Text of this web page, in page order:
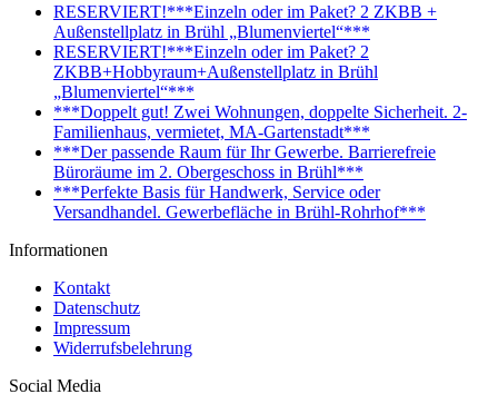
RESERVIERT!***Einzeln oder im Paket? 2 ZKBB +
Außenstellplatz in Brühl „Blumenviertel“***
RESERVIERT!***Einzeln oder im Paket? 2
ZKBB+Hobbyraum+Außenstellplatz in Brühl
„Blumenviertel“***
***Doppelt gut! Zwei Wohnungen, doppelte Sicherheit. 2-
Familienhaus, vermietet, MA-Gartenstadt***
***Der passende Raum für Ihr Gewerbe. Barrierefreie
Büroräume im 2. Obergeschoss in Brühl***
***Perfekte Basis für Handwerk, Service oder
Versandhandel. Gewerbefläche in Brühl-Rohrhof***
Informationen
Kontakt
Datenschutz
Impressum
Widerrufsbelehrung
Social Media